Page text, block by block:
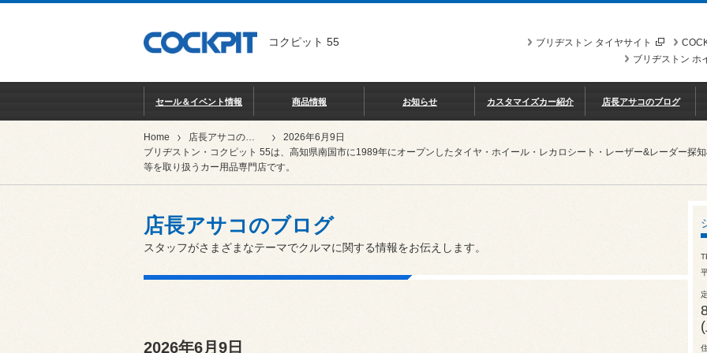
コクピット 55
ブリヂストン タイヤサイト
ブリヂストン ホ
セール＆イベント情報 商品情報 お知らせ カスタマイズカー紹介 店長アサコのブログ
Home 店長アサコのブログ
2026年6月9日
ブリヂストン・コクピット 55は、高知県南国市に1989年にオープンしたタイヤ・ホイール・レカロシート・レーザー&レーダー探
等を取り扱うカー用品専門店です。
店長アサコのブログ
スタッフがさまざまなテーマでクルマに関する情報をお伝えします。
2026年6月9日